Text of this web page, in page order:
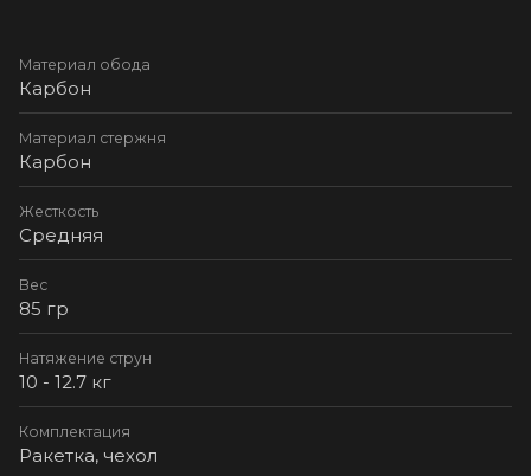
Материал обода
Карбон
Материал стержня
Карбон
Жесткость
Средняя
Вес
85 гр
Натяжение струн
10 - 12.7 кг
Комплектация
Ракетка, чехол